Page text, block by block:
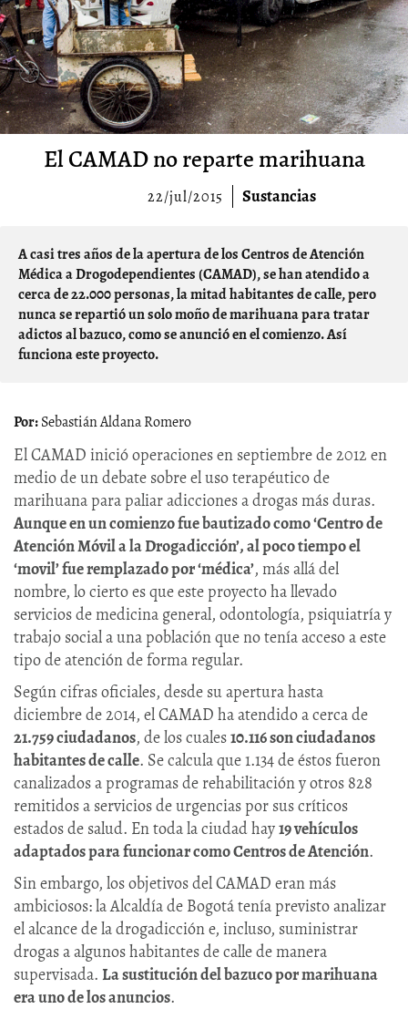
El CAMAD no reparte marihuana
22/jul/2015 Sustancias
A casi tres años de la apertura de los Centros de Atención
Médica a Drogodependientes (CAMAD), se han atendido a
cerca de 22.000 personas, la mitad habitantes de calle, pero
nunca se repartió un solo moño de marihuana para tratar
adictos al bazuco, como se anunció en el comienzo. Así
funciona este proyecto.
Sebastián Aldana Romero
El CAMAD inició operaciones en septiembre de 2012 en
medio de un debate sobre el uso terapéutico de
marihuana para paliar adicciones a drogas más duras.
Aunque en un comienzo fue bautizado como ‘Centro de
Atención Móvil a la Drogadicción’, al poco tiempo el
‘movil’ fue remplazado por ‘médica’, más allá del
nombre, lo cierto es que este proyecto ha llevado
servicios de medicina general, odontología, psiquiatría y
trabajo social a una población que no tenía acceso a este
tipo de atención de forma regular.
Según cifras oficiales, desde su apertura hasta
diciembre de 2014, el CAMAD ha atendido a cerca de
21.759 ciudadanos, de los cuales10.116 son ciudadanos
habitantes de calle. Se calcula que 1.134 de éstos fueron
canalizados a programas de rehabilitación y otros 828
remitidos a servicios de urgencias por sus críticos
estados de salud. En toda la ciudad hay19 vehículos
adaptados para funcionar como Centros de Atención.
Sin embargo, los objetivos del CAMAD eran más
ambiciosos: la Alcaldía de Bogotá tenía previsto analizar
el alcance de la drogadicción e, incluso, suministrar
drogas a algunos habitantes de calle de manera
supervisada. La sustitución del bazuco por marihuana
era uno de los anuncios.